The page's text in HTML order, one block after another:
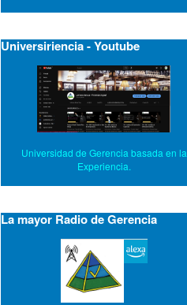
Universiriencia - Youtube
Universidad de Gerencia basada en la
Experiencia.
La mayor Radio de Gerencia